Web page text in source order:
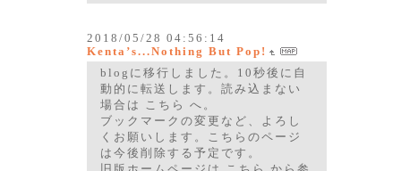
2018/05/28 04:56:14
Kenta’s...Nothing But Pop!
blogに移行しました。10秒後に自
動的に転送します。読み込まない
場合は こちら へ。
ブックマークの変更など、よろし
くお願いします。こちらのページ
は今後削除する予定です。